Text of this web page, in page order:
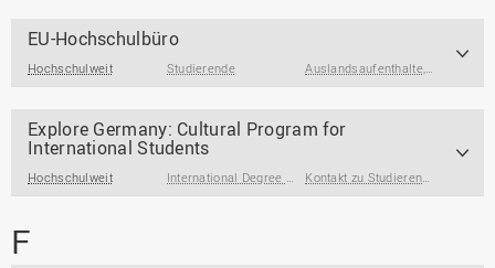
EU-Hochschulbüro
Hochschulweit Studierende Auslandsaufenthalte,
Explore Germany: Cultural Program for
International Students
Hochschulweit International Degree Seeking Students ,International
Kontakt zu Studierenden & Alumni
F